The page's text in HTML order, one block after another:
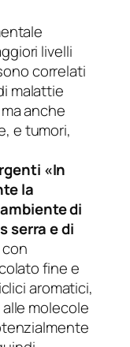
livelli
correlati
malattie
anche
e tumori,
«In
la
di
serra e di
con
fine e
aromatici,
molecole